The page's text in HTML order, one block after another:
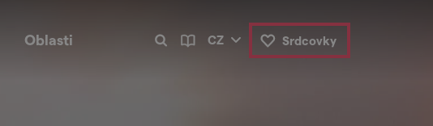
Oblasti CZ Srdcovky